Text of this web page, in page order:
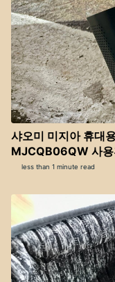
샤오미 미지아 휴대
MJCQB06QW 사용
less than 1 minute read